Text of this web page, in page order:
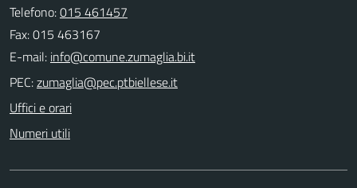
Telefono:015 461457
Fax: 015 463167
E-mail:
PEC:
Uffici e orari
Numeri utili